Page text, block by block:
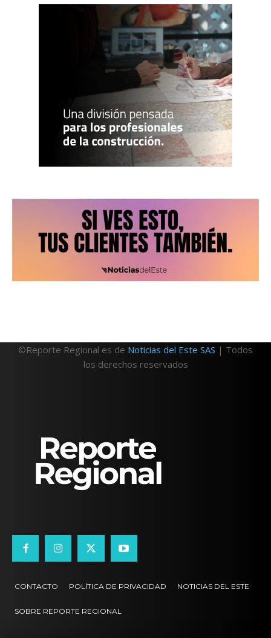
©Reporte Regional es de Noticias del Este SAS | Todos
los derechos reservados
CONTACTO POLÍTICA DE PRIVACIDAD NOTICIAS DEL ESTE
SOBRE REPORTE REGIONAL